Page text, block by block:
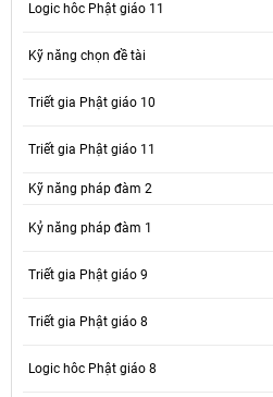
Logic hôc Phật giáo 11
Kỹ năng chọn đề tài
Triết gia Phật giáo 10
Triết gia Phật giáo 11
Kỹ năng pháp đàm 2
Kỷ năng pháp đàm 1
Triết gia Phật giáo 9
Triết gia Phật giáo 8
Logic hôc Phật giáo 8